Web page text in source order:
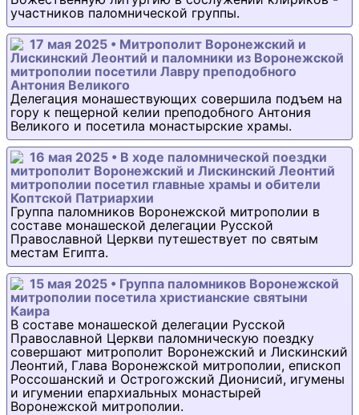
участников паломнической группы.
17 мая 2025 • Митрополит Воронежский и
Лискинский Леонтий и паломники из Воронежской
митрополии посетили Лавру преподобного
Антония Великого
Делегация монашествующих совершила подъем на
гору к пещерной келии преподобного Антония
Великого и посетила монастырские храмы.
16 мая 2025 • В ходе паломнической поездки
митрополит Воронежский и Лискинский Леонтий
митрополии посетил главные храмы и обители
Коптской Патриархии
Группа паломников Воронежской митрополии в
составе монашеской делегации Русской
Православной Церкви путешествует по святым
местам Египта.
15 мая 2025 • Группа паломников Воронежской
митрополии посетила христианские святыни
Каира
В составе монашеской делегации Русской
Православной Церкви паломническую поездку
совершают митрополит Воронежский и Лискинский
Леонтий, Глава Воронежской митрополии, епископ
Россошанский и Острогожский Дионисий, игумены
и игумении епархиальных монастырей
Воронежской митрополии.